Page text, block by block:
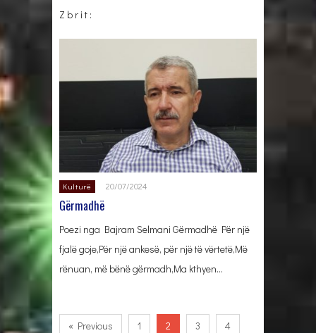
Z b r i t :
Kulturë 20/07/2024
Gërmadhë
Poezi nga Bajram Selmani Gërmadhë Për një
fjalë goje,Për një ankesë, për një të vërtetë,Më
rënuan, më bënë gërmadh,Ma kthyen…
« Previous 1 2 3 4